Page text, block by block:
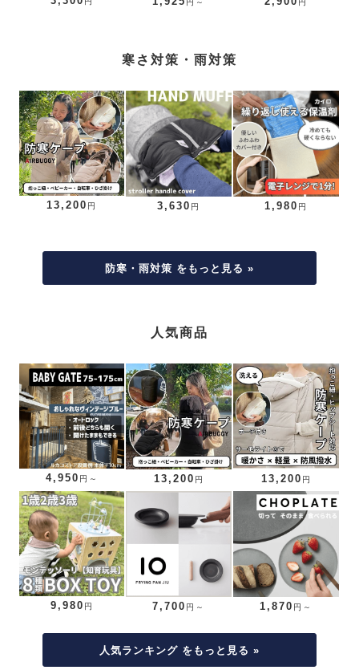
円～ 円
寒さ対策・雨対策
13,200 円 3,630 円 1,980 円
防寒・雨対策 をもっと見る »
人気商品
4,950 円～ 13,200 円 13,200 円
9,980 円 7,700 円～ 1,870 円～
人気ランキング をもっと見る »